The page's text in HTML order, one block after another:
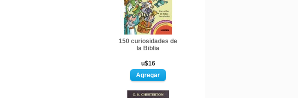
150 curiosidades de
la Biblia
u$16